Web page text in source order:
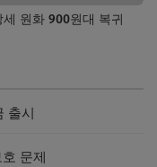
세 원화 900원대 복귀
출시
문제